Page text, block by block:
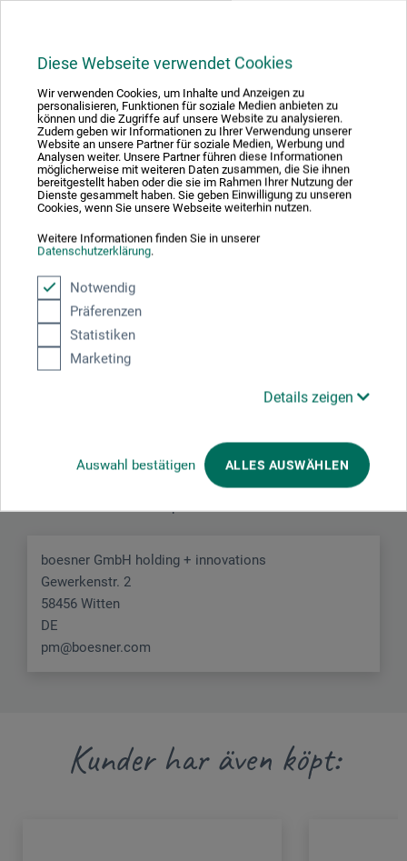
Diese Webseite verwendet Cookies
Wir verwenden Cookies, um Inhalte und Anzeigen zu
personalisieren, Funktionen für soziale Medien anbieten zu
können und die Zugriffe auf unsere Website zu analysieren.
Zudem geben wir Informationen zu Ihrer Verwendung unserer
Website an unsere Partner für soziale Medien, Werbung und
Analysen weiter. Unsere Partner führen diese Informationen
möglicherweise mit weiteren Daten zusammen, die Sie ihnen
bereitgestellt haben oder die sie im Rahmen Ihrer Nutzung der
Dienste gesammelt haben. Sie geben Einwilligung zu unseren
Cookies, wenn Sie unsere Webseite weiterhin nutzen.
Weitere Informationen finden Sie in unserer
Datenschutzerklärung.
Notwendig
Präferenzen
Statistiken
Marketing
Details zeigen
Auswahl bestätigen ALLES AUSWÄHLEN
Beskrivning
Kilramen i den populära boesner-studiekvaliteten med
miljömedvetet materialkoncept: Ramen av högkvalitativt
granträ tillverkas i Europa och är omsorgsfullt sinkad med
kilar. Det certifierade virket kommer från hållbart
förgrunderad, lätt sugande bomullsduk (ytvikt 280 g/m²)
miljövänlig kvalitet till ett populärt lågt pris. Särskilt
intressant för storförbrukare: Vid beställning av hela
paket reduceras priset ytterligare med ca 5 %.
Tillverkarens kontakt
Här hittar du tillverkarens kontaktuppgifter för den här
boesner GmbH holding + innovations
Gewerkenstr. 2
58456 Witten
DE
pm@boesner.com
Kunder har även köpt: